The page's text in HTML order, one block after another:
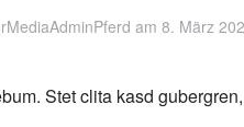
am 8. März
Stet clita kasd